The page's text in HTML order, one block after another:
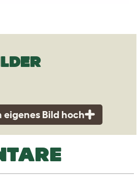
eigenes Bild hoch